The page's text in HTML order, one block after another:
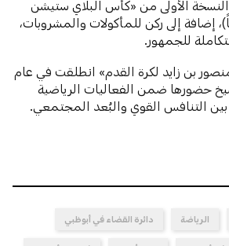
الأولى من «كأس البلاي ستيشن
(10-17 عاماً)، إضافة إلى ركن للمأكولات والمشروبات،
للجمهور.
بن زايد لكرة القدم» انطلقت في عام
حضورها ضمن الفعاليات الرياضية
بين التنافس القوي والبُعد المجتمعي.
الرياضة دائرة القضاء في أبوظبي